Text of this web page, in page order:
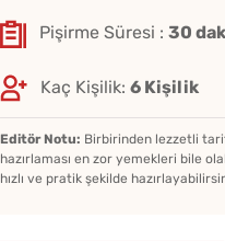
Pişirme Süresi : 30
Kaç Kişilik: 6 Kişilik
Editör Notu: Birbirinden lezzetli
hazırlaması en zor yemekleri bile
hızlı ve pratik şekilde